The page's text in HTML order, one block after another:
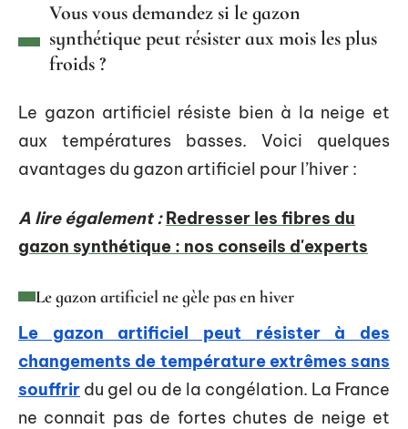
Vous vous demandez si le gazon
synthétique peut résister aux mois les plus
froids ?
Le gazon artificiel résiste bien à la neige et
aux températures basses. Voici quelques
avantages du gazon artificiel pour l’hiver :
A lire également : Redresser les fibres du
gazon synthétique : nos conseils d'experts
Le gazon artificiel ne gèle pas en hiver
Le gazon artificiel peut résister à des
changements de température extrêmes sans
souffrir du gel ou de la congélation. La France
ne connait pas de fortes chutes de neige et